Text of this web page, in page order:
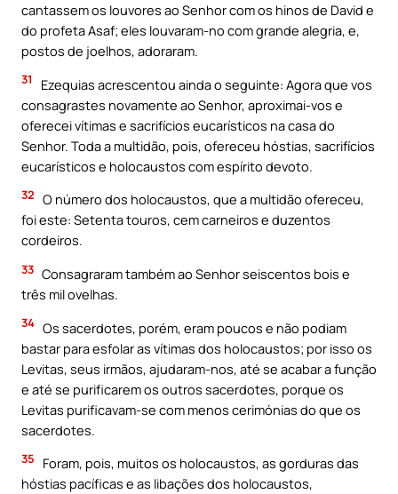
cantassem os louvores ao Senhor com os hinos de David e
do profeta Asaf; eles louvaram-no com grande alegria, e,
postos de joelhos, adoraram.
31
Ezequias acrescentou ainda o seguinte: Agora que vos
consagrastes novamente ao Senhor, aproximai-vos e
oferecei vítimas e sacrifícios eucarísticos na casa do
Senhor. Toda a multidão, pois, ofereceu hóstias, sacrifícios
eucarísticos e holocaustos com espírito devoto.
32 O número dos holocaustos, que a multidão ofereceu,
foi este: Setenta touros, cem carneiros e duzentos
cordeiros.
33 Consagraram também ao Senhor seiscentos bois e
três mil ovelhas.
34 Os sacerdotes, porém, eram poucos e não podiam
bastar para esfolar as vítimas dos holocaustos; por isso os
Levitas, seus irmãos, ajudaram-nos, até se acabar a função
e até se purificarem os outros sacerdotes, porque os
Levitas purificavam-se com menos cerimónias do que os
sacerdotes.
35
Foram, pois, muitos os holocaustos, as gorduras das
hóstias pacíficas e as libações dos holocaustos,